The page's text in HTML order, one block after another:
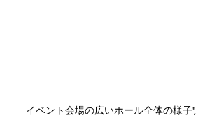
イベント会場の広いホール全体の様子",